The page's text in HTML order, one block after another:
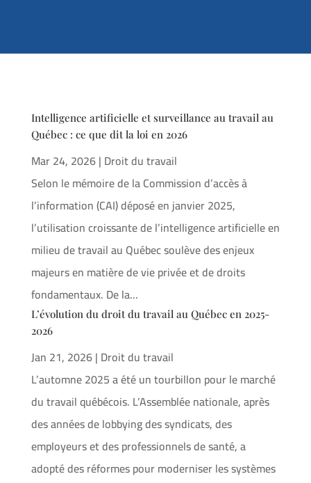
Intelligence artificielle et surveillance au travail au
Québec : ce que dit la loi en 2026
Mar 24, 2026| Droit du travail
Selon le mémoire de la Commission d’accès à
l’information (CAI) déposé en janvier 2025,
l’utilisation croissante de l’intelligence artificielle en
milieu de travail au Québec soulève des enjeux
majeurs en matière de vie privée et de droits
fondamentaux. De la...
L’évolution du droit du travail au Québec en 2025-
2026
Jan 21, 2026| Droit du travail
L’automne 2025 a été un tourbillon pour le marché
du travail québécois. L’Assemblée nationale, après
des années de lobbying des syndicats, des
employeurs et des professionnels de santé, a
adopté des réformes pour moderniser les systèmes